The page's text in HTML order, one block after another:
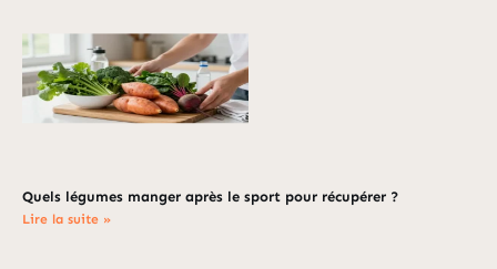
Quels légumes manger après le sport pour récupérer ?
Lire la suite »